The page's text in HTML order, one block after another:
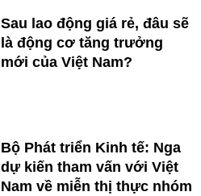
Sau lao động giá rẻ, đâu sẽ
là động cơ tăng trưởng
mới của Việt Nam?
Bộ Phát triển Kinh tế: Nga
dự kiến tham vấn với Việt
Nam về miễn thị thực nhóm